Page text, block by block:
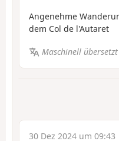
Angenehme
dem Col de l'Autaret
Maschinell übersetzt
30 Dez 2024 um 09:43